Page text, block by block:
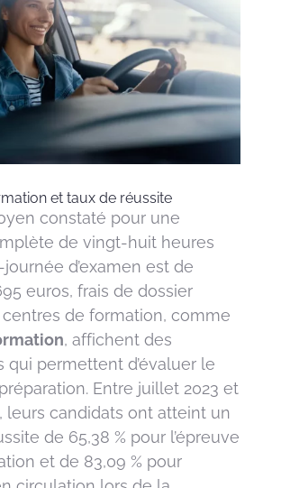
et taux de réussite
constaté pour une
de vingt-huit heures
d’examen est de
euros, frais de dossier
centres de formation, comme
, affichent des
qui permettent d’évaluer le
Entre juillet 2023 et
leurs candidats ont atteint un
de 65,38 % pour l’épreuve
et de 83,09 % pour